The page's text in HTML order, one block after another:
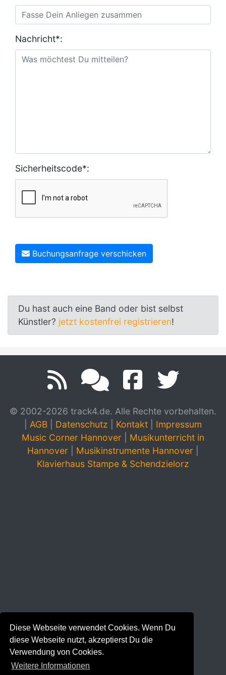
Diese Webseite verwendet Cookies. Wenn Du
diese Webseite nutzt, akzeptierst Du die
Verwendung von Cookies.
Weitere Informationen
Nachricht*:
Sicherheitscode*:
Buchungsanfrage verschicken
Du hast auch eine Band oder bist selbst
Künstler? jetzt kostenfrei registrieren!
© 2002-2026 track4.de. Alle Rechte vorbehalten.
AGB Datenschutz Kontakt
Impressum
Music Corner Hannover
Musikunterricht in
Hannover
Musikinstrumente Hannover
Klavierhaus Stampe & Schendzielorz